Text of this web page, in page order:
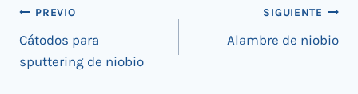
Navegación
de
entradas
PREVIO
Cátodos para
sputtering de niobio
SIGUIENTE
Alambre de niobio